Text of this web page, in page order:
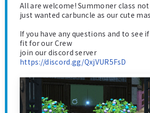
All are welcome! Summoner class not
just wanted carbuncle as our cute
If you have any questions and to see
fit for our Crew
join our discord server
https://discord.gg/QxjVUR5FsD